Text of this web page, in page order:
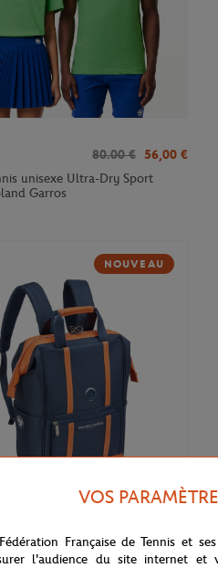
80.00 € 56,00 €
unisexe Ultra-Dry Sport
Garros
NOUVEAU
Cadence Soft 14" Delsey x
- Marine
VOS
Française de Tennis et
l'audience du site internet et